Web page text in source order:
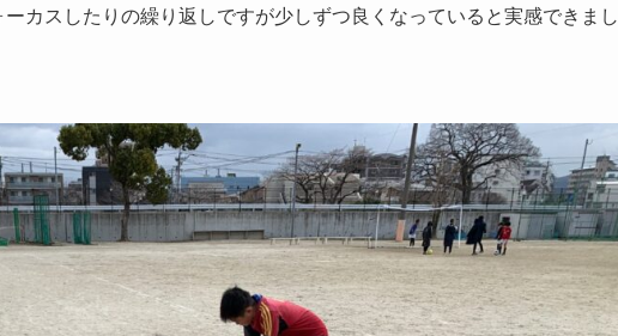
カスしたりの繰り返しですが少しずつ良くなっていると実感できまし